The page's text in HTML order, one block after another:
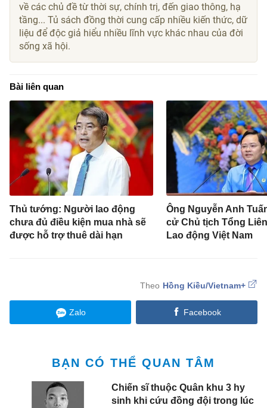
về các chủ đề từ thời sự, chính trị, đến giao thông, hạ
tầng... Tủ sách đồng thời cung cấp nhiều kiến thức, dữ
liệu để độc giả hiểu nhiều lĩnh vực khác nhau của đời
sống xã hội.
Bài liên quan
Thủ tướng: Người lao động
chưa đủ điều kiện mua nhà sẽ
được hỗ trợ thuê dài hạn
Ông Nguyễn Anh
cử Chủ tịch Tổng
Lao động Việt Nam
Hồng Kiều/Vietnam+
Zalo Facebook
BẠN CÓ THỂ QUAN TÂM
Chiến sĩ thuộc Quân khu 3 hy
sinh khi cứu đồng đội trong lúc